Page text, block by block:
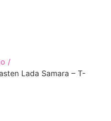
/
Lada Samara – T-